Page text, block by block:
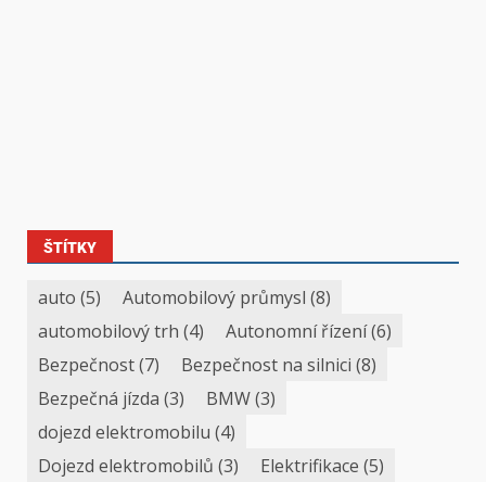
ŠTÍTKY
auto (5) Automobilový průmysl (8)
automobilový trh (4) Autonomní řízení(6)
Bezpečnost(7) Bezpečnost na silnici (8)
Bezpečná jízda (3) BMW(3)
dojezd elektromobilu (4)
Dojezd elektromobilů (3) Elektrifikace (5)